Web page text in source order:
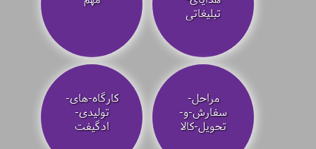
تبلیغاتی
مراحل-
سفارش-و-
تحویل-کالا
کارگاه-های-
تولیدی-
ادگیفت